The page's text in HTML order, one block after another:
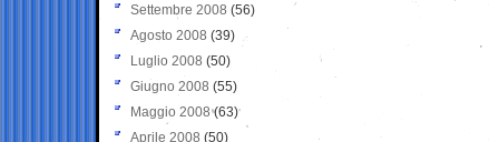
Settembre 2008 (56)
Agosto 2008 (39)
Luglio 2008 (50)
Giugno 2008 (55)
Maggio 2008(63)
Aprile 2008 (50)